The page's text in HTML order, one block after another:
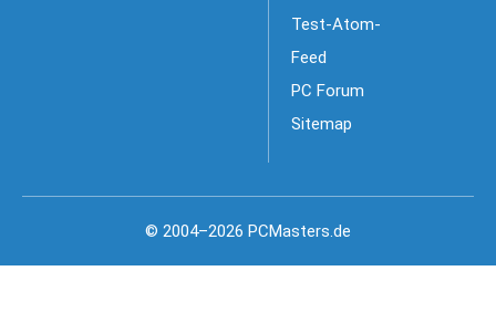
Test-Atom-
Feed
PC Forum
Sitemap
© 2004–2026 PCMasters.de